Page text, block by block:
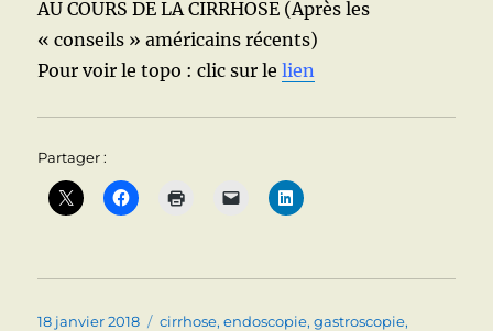
AU COURS DE LA CIRRHOSE (Après les
« conseils » américains récents)
Pour voir le topo : clic sur lelien
Partager :
Publié
18 janvier 2018 Catégories
cirrhose,endoscopie,gastroscopie,